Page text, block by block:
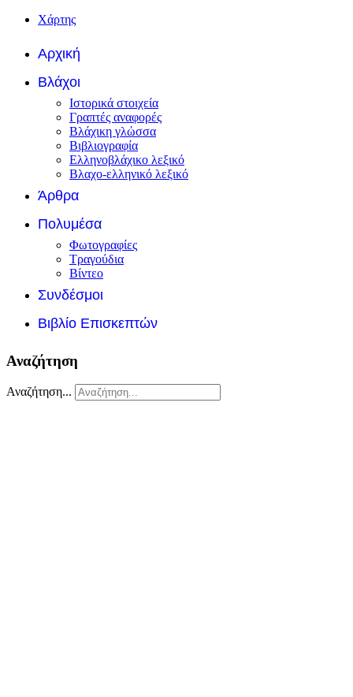
Χάρτης
Αρχική
Βλάχοι
Ιστορικά στοιχεία
Γραπτές αναφορές
Βλάχικη γλώσσα
Βιβλιογραφία
Ελληνοβλάχικο λεξικό
Βλαχο-ελληνικό λεξικό
Άρθρα
Πολυμέσα
Φωτογραφίες
Τραγούδια
Βίντεο
Συνδέσμοι
Βιβλίο Επισκεπτών
Αναζήτηση
Αναζήτηση...